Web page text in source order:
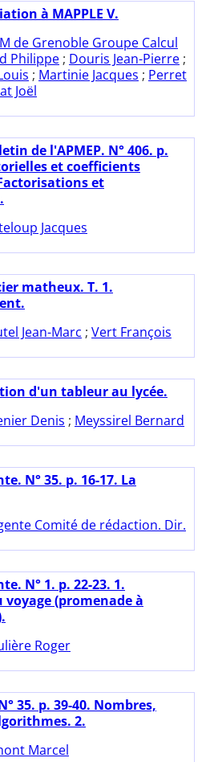
à MAPPLE V.
de Grenoble Groupe Calcul
Philippe ; Douris Jean-Pierre ;
; Martinie Jacques ; Perret
Joël
de l'APMEP. N° 406. p.
et coefficients
et
Jacques
matheux. T. 1.
Jean-Marc ; Vert François
d'un tableur au lycée.
Denis ; Meyssirel Bernard
N° 35. p. 16-17. La
Comité de rédaction. Dir.
N° 1. p. 22-23. 1.
(promenade à
Roger
35. p. 39-40. Nombres,
2.
Marcel